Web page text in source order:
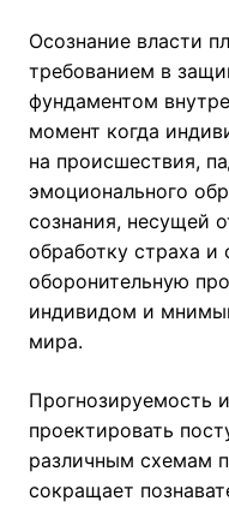
Осознание власти
требованием в
фундаментом
момент когда
на происшествия,
эмоционального
сознания, несущей
обработку страха и
оборонительную
индивидом и
мира.
Прогнозируемость
проектировать
различным схемам
сокращает